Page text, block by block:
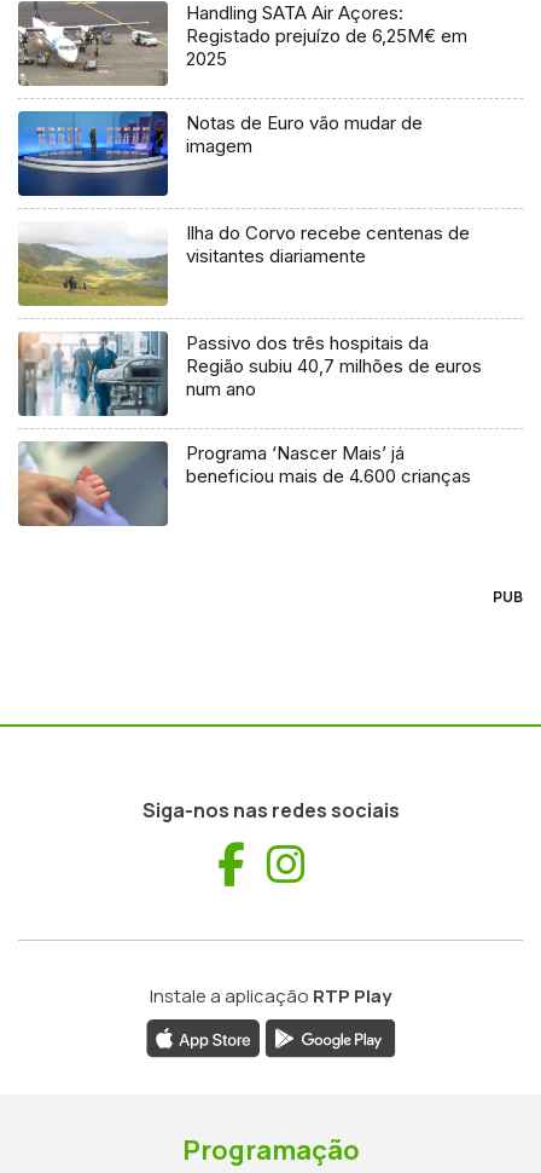
Handling SATA Air Açores:
Registado prejuízo de 6,25M€ em
2025
Notas de Euro vão mudar de
imagem
Ilha do Corvo recebe centenas de
visitantes diariamente
Passivo dos três hospitais da
Região subiu 40,7 milhões de euros
num ano
Programa ‘Nascer Mais’ já
beneficiou mais de 4.600 crianças
PUB
Siga-nos nas redes sociais
Facebook
Instale a aplicação RTP Play
Programação